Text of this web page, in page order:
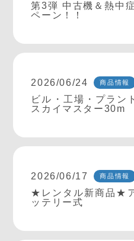
第3弾 中古機＆熱中
ペーン！！
2026/06/24 商品情報
ビル・工場・プラン
スカイマスター30m
2026/06/17 商品情報
★レンタル新商品★
ッテリー式